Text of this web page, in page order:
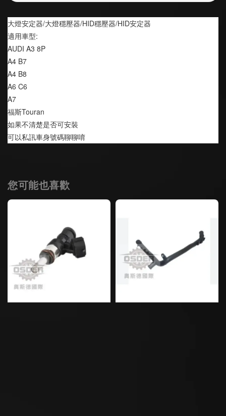
大燈安定器/大燈穩壓器/HID穩壓器/HID安定器
適用車型:
AUDI A3 8P
A4 B7
A4 B8
A6 C6
A7
福斯Touran
如果不清楚是否可安裝
可以私訊車身號碼聊聊唷
您可能也喜歡